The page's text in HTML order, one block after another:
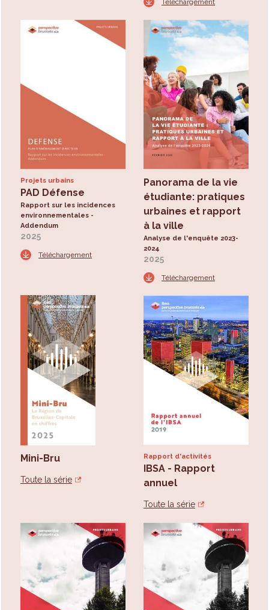
Téléchargement
Projets urbains
PAD Défense
Rapport sur les incidences
environnementales -
Addendum
2025
Téléchargement
Panorama de la vie
étudiante: pratiques
urbaines et rapport
à la ville
Analyse de l'enquête 2023-
2024
2025
Téléchargement
Mini-Bru
Toute la série
Rapport d'activités
IBSA - Rapport
annuel
Toute la série